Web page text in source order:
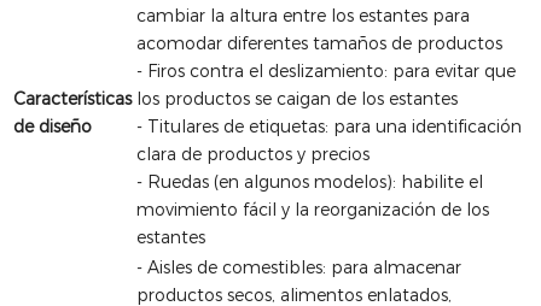
Características
de diseño
cambiar la altura entre los estantes para
acomodar diferentes tamaños de productos
- Firos contra el deslizamiento: para evitar que
los productos se caigan de los estantes
- Titulares de etiquetas: para una identificación
clara de productos y precios
- Ruedas (en algunos modelos): habilite el
movimiento fácil y la reorganización de los
estantes
- Aisles de comestibles: para almacenar
productos secos, alimentos enlatados,